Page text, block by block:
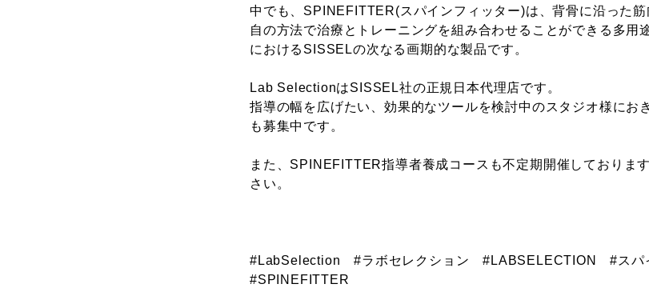
中でも、SPINEFITTER(スパインフィッター)は、背骨に沿った
自の方法で治療とトレーニングを組み合わせることができる多用
におけるSISSELの次なる画期的な製品です。
Lab SelectionはSISSEL社の正規日本代理店です。
指導の幅を広げたい、効果的なツールを検討中のスタジオ様にお
も募集中です。
また、SPINEFITTER指導者養成コースも不定期開催しておりま
さい。
#LabSelection #ラボセレクション #LABSELECTION #スパ
#SPINEFITTER